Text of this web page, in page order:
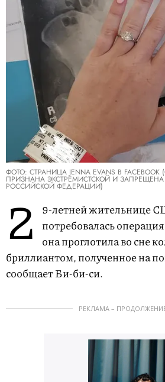
ФОТО: СТРАНИЦА JENNA EVANS В
ПРИЗНАНА ЭКСТРЕМИСТСКОЙ И
РОССИЙСКОЙ ФЕДЕРАЦИИ)
2
9-летней жительнице
потребовалась
она проглотила во сне
бриллиантом, полученное на
сообщает Би-би-си.
РЕКЛАМА –